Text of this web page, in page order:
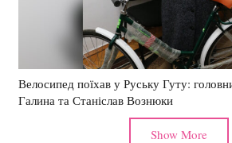
Велосипед поїхав у Руську Гуту:
Галина та Станіслав Вознюки
Show More